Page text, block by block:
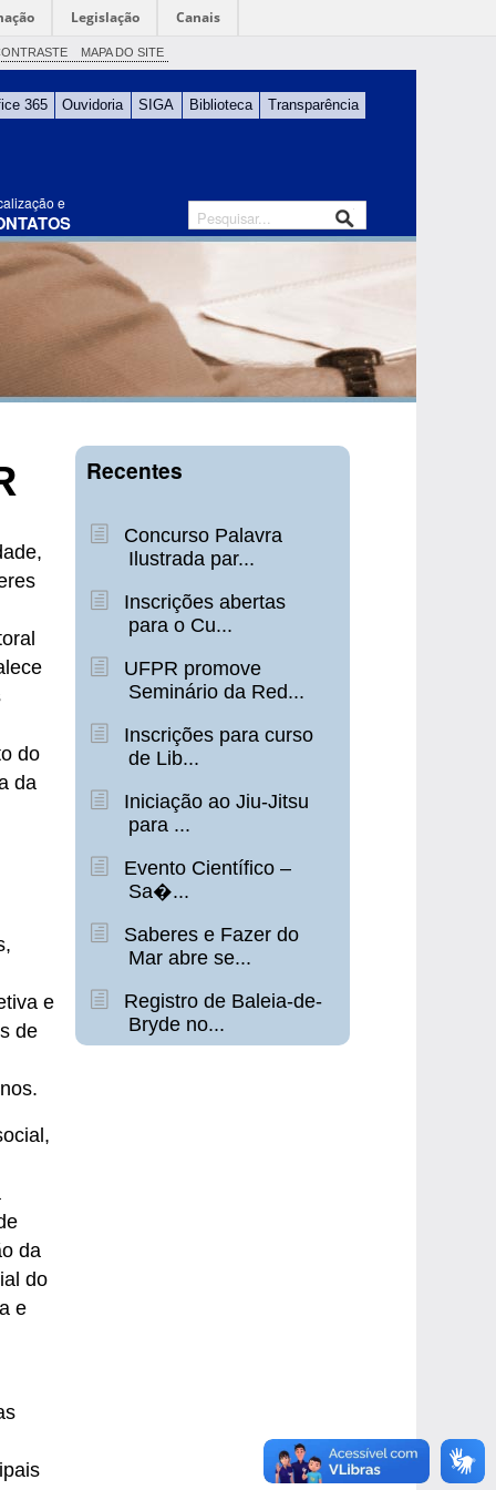
Legislação Canais
MAPA DO SITE
365 Ouvidoria SIGA Biblioteca Transparência
e
do
da
e
de
da
do
e
Recentes
Concurso Palavra
Ilustrada par...
Inscrições abertas
para o Cu...
UFPR promove
Seminário da Red...
Inscrições para curso
de Lib...
Iniciação ao Jiu-Jitsu
para ...
Evento Científico –
Sa�...
Saberes e Fazer do
Mar abre se...
Registro de Baleia-de-
Bryde no...